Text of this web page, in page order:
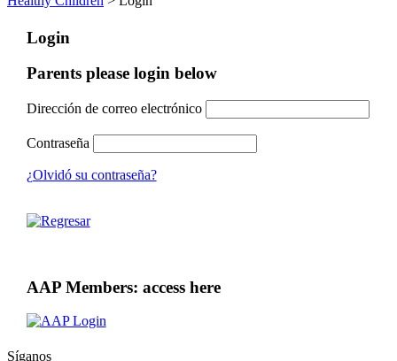
Login
Parents please login below
Dirección de correo electrónico
Contraseña
¿Olvidó su contraseña?
AAP Members: access here
Síganos